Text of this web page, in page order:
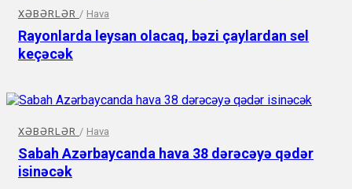
XƏBƏRLƏR / Hava
Rayonlarda leysan olacaq, bəzi çaylardan sel
keçəcək
XƏBƏRLƏR / Hava
Sabah Azərbaycanda hava 38 dərəcəyə qədər
isinəcək